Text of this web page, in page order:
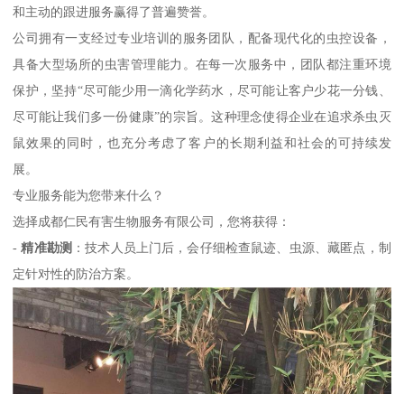
和主动的跟进服务赢得了普遍赞誉。
公司拥有一支经过专业培训的服务团队，配备现代化的虫控设备，
具备大型场所的虫害管理能力。在每一次服务中，团队都注重环境
保护，坚持“尽可能少用一滴化学药水，尽可能让客户少花一分钱、
尽可能让我们多一份健康”的宗旨。这种理念使得企业在追求杀虫灭
鼠效果的同时，也充分考虑了客户的长期利益和社会的可持续发
展。
专业服务能为您带来什么？
选择成都仁民有害生物服务有限公司，您将获得：
-精准勘测 ：技术人员上门后，会仔细检查鼠迹、虫源、藏匿点，制
定针对性的防治方案。